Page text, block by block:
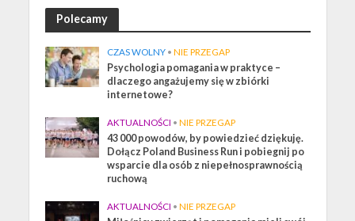
Polecamy
CZAS WOLNY • NIE PRZEGAP
Psychologia pomagania w praktyce –
dlaczego angażujemy się w zbiórki
internetowe?
AKTUALNOŚCI • NIE PRZEGAP
43 000 powodów, by powiedzieć dziękuję.
Dołącz Poland Business Run i pobiegnij po
wsparcie dla osób z niepełnosprawnością
ruchową
AKTUALNOŚCI • NIE PRZEGAP